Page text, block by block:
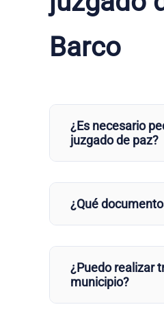
Barco
¿Es necesario
juzgado de paz?
¿Qué
¿Puedo realizar
municipio?